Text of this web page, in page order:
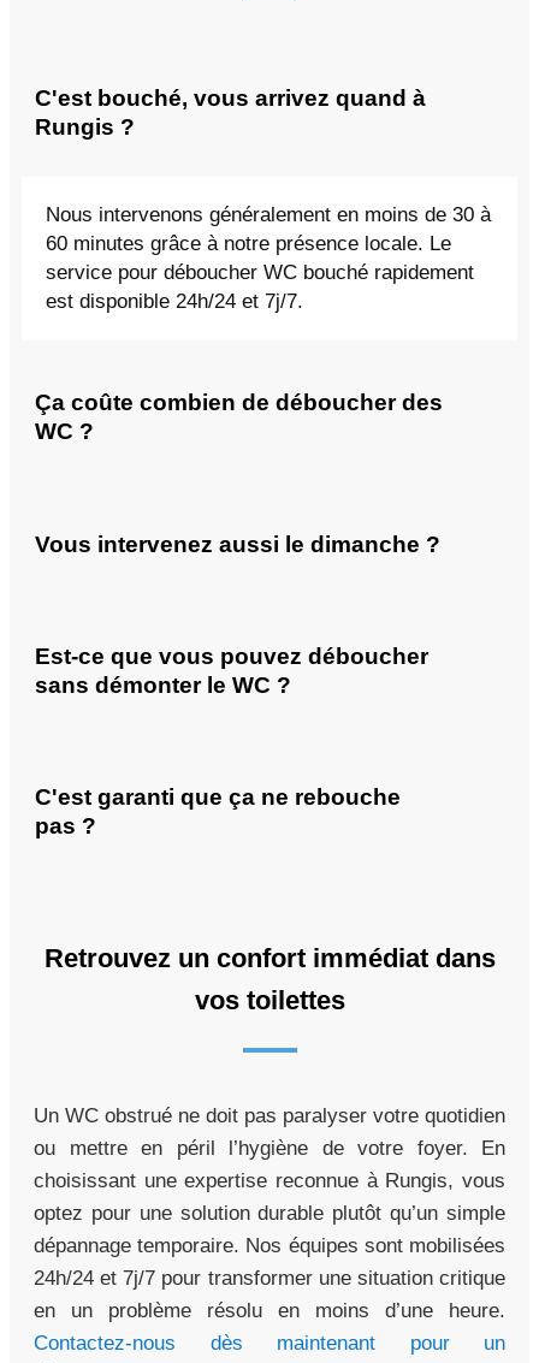
C'est bouché, vous arrivez quand à
Rungis ?
Nous intervenons généralement en moins de 30 à
60 minutes grâce à notre présence locale. Le
service pour déboucher WC bouché rapidement
est disponible 24h/24 et 7j/7.
Ça coûte combien de déboucher des
WC ?
Vous intervenez aussi le dimanche ?
Est-ce que vous pouvez déboucher
sans démonter le WC ?
C'est garanti que ça ne rebouche
pas ?
Retrouvez un confort immédiat dans
vos toilettes
Un WC obstrué ne doit pas paralyser votre quotidien
ou mettre en péril l’hygiène de votre foyer. En
choisissant une expertise reconnue à Rungis, vous
optez pour une solution durable plutôt qu’un simple
dépannage temporaire. Nos équipes sont mobilisées
24h/24 et 7j/7 pour transformer une situation critique
en un problème résolu en moins d’une heure.
Contactez-nous dès maintenant pour un